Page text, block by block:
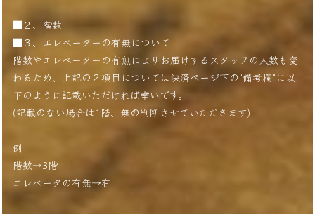
■２、階数
■３、エレベーターの有無について
階数やエレベーターの有無によりお届けするスタッフの人数も変
わるため、上記の２項目については決済ページ下の"備考欄"に以
下のように記載いただければ幸いです。
(記載のない場合は1階、無の判断させていただきます)
例：
階数→3階
エレベータの有無→有